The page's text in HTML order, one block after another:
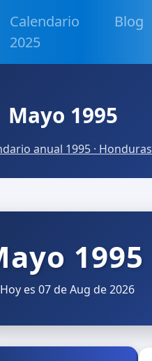
Calendario
2025
Blog
Mayo 1995
anual 1995 · Honduras
1995
Hoy es 07 de Aug de 2026